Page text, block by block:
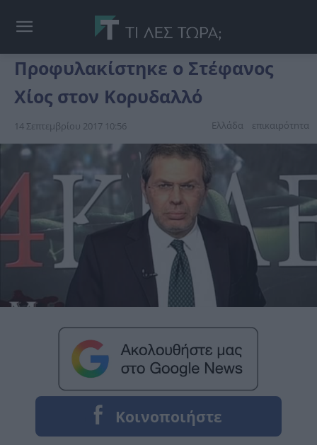
Προφυλακίστηκε ο Στέφανος
Χίος στον Κορυδαλλό
14 Σεπτεμβρίου 2017 10:56 Ελλάδα επικαιpότnτα